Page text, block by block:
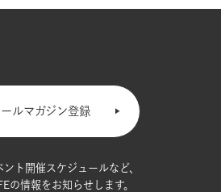
ールマガジン登録
ント開催スケジュールなど、
の情報をお知らせします。